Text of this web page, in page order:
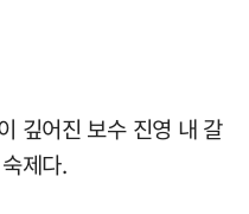
깊어진 보수 진영 내 갈
제다.